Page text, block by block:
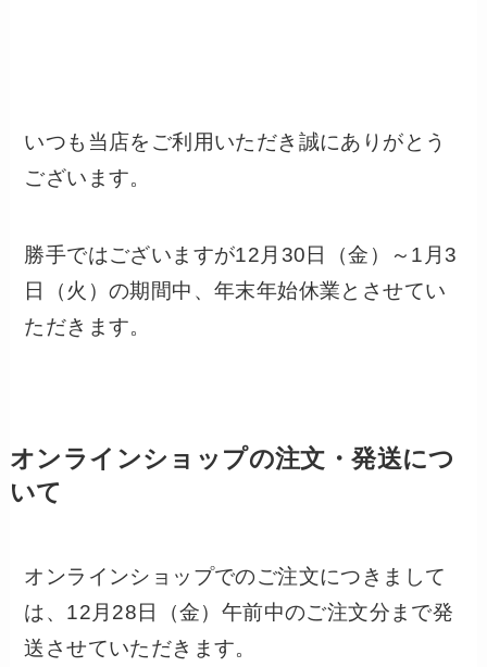
いつも当店をご利用いただき誠にありがとう
ございます。
勝手ではございますが12月30日（金）～1月3
日（火）の期間中、年末年始休業とさせてい
ただきます。
オンラインショップの注文・発送につ
いて
オンラインショップでのご注文につきまして
は、12月28日（金）午前中のご注文分まで発
送させていただきます。